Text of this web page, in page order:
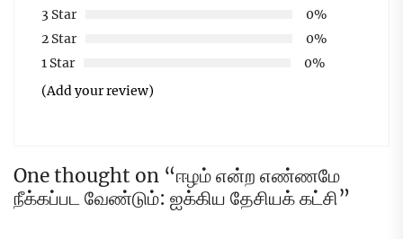
3 Star
0%
2 Star
0%
1 Star
0%
(Add your review)
One thought on “ஈழம் என்ற எண்ணமே
நீக்கப்பட வேண்டும்: ஐக்கிய தேசியக் கட்சி”